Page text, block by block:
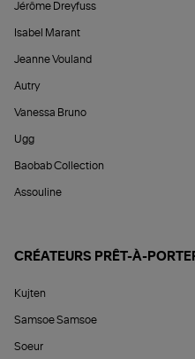
Jérôme Dreyfuss
Isabel Marant
Jeanne Vouland
Autry
Vanessa Bruno
Ugg
Baobab Collection
Assouline
CRÉATEURS PRÊT-À-
Kujten
Samsoe Samsoe
Soeur